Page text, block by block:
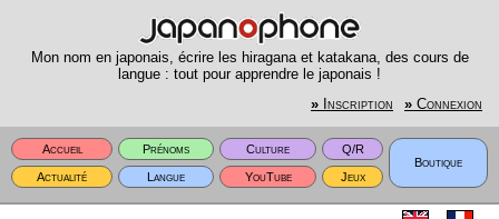
Mon nom en japonais, écrire les hiragana et katakana, des cours de
langue : tout pour apprendre le japonais !
» Inscription » Connexion
Accueil Prénoms Culture
Q/R
Boutique
Actualité
Langue YouTube Jeux